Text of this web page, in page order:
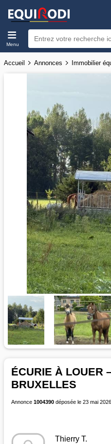
Menu
Accueil Annonces Immobilier
ÉCURIE À LOUER
BRUXELLES
Annonce 1004390 déposée le 23 mai 2026
Thierry T.